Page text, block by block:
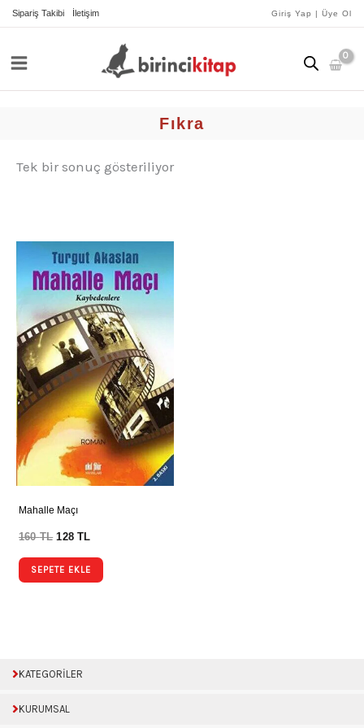
İçeriğe
Sipariş Takibi İletişim Giriş Yap | Üye Ol
Fıkra
Tek bir sonuç gösteriliyor
Mahalle Maçı
160TL 128TL
SEPETE EKLE
KATEGORİLER
KURUMSAL